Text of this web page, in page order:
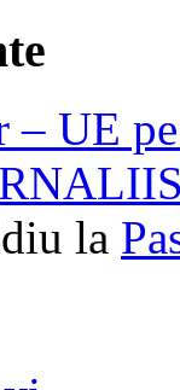
– UE
la